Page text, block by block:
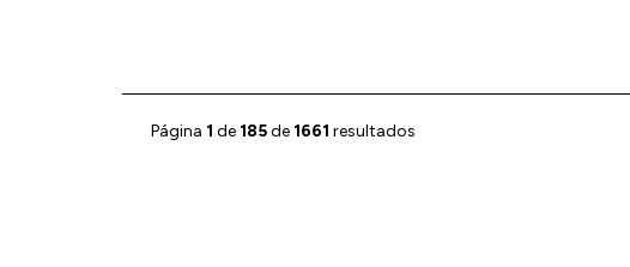
Página 1 de 185de 1661 resultados